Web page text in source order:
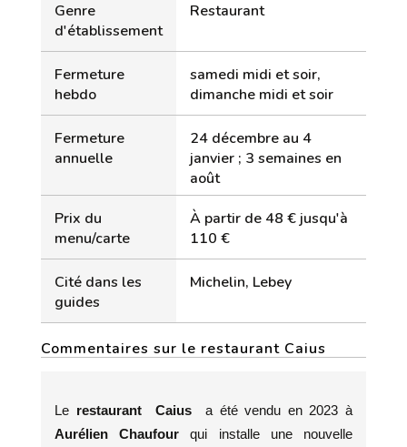
Genre
d'établissement
Restaurant
Fermeture
hebdo
samedi midi et soir,
dimanche midi et soir
Fermeture
annuelle
24 décembre au 4
janvier ; 3 semaines en
août
Prix du
menu/carte
À partir de 48 € jusqu'à
110 €
Cité dans les
guides
Michelin, Lebey
Commentaires sur le restaurant Caius
Le restaurant Caiusa été vendu en 2023 à
Aurélien Chaufourqui installe une nouvelle